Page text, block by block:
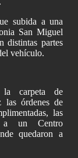
subida a una
San Miguel
distintas partes
vehículo.
carpeta de
órdenes de
las
a un Centro
quedaron a